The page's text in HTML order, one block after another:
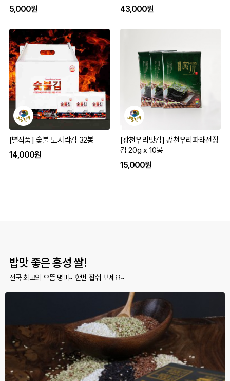
5,000원 43,000원
[별식품] 숯불 도시락김 32봉
14,000원
[광천우리맛김] 광천우리파래전장
김 20g x 10봉
15,000원
밥맛 좋은 홍성 쌀!
전국 최고의 으뜸 명미~ 한번 잡숴 보세요~